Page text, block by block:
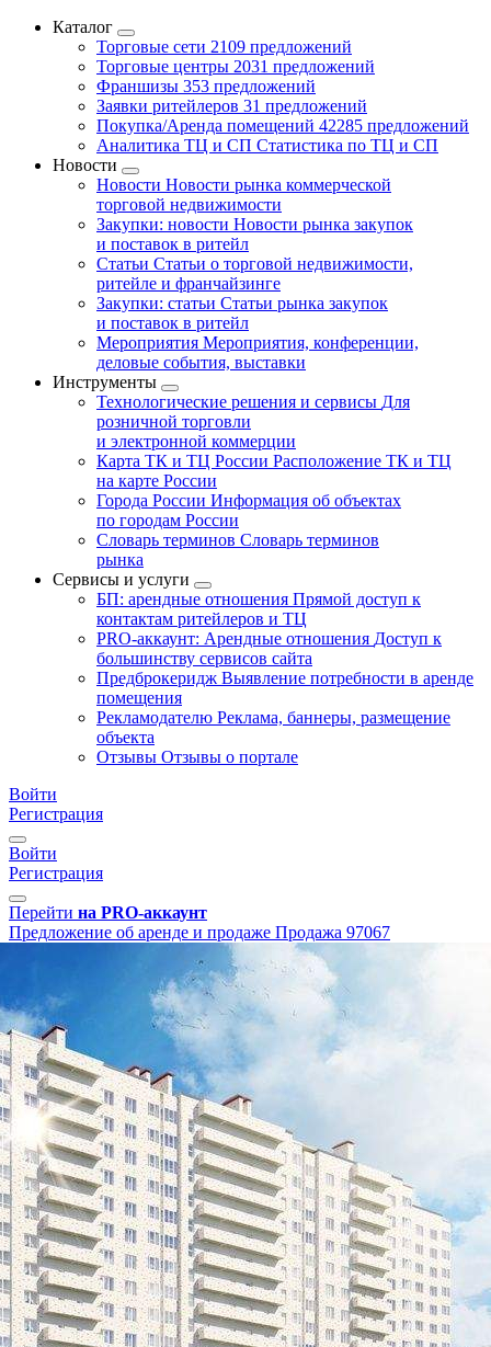
Каталог
Торговые сети 2109 предложений
Торговые центры 2031 предложений
Франшизы 353 предложений
Заявки ритейлеров 31 предложений
Покупка/Аренда помещений 42285 предложений
Аналитика ТЦ и СП Статистика по ТЦ и СП
Новости
Новости Новости рынка коммерческой
торговой недвижимости
Закупки: новости Новости рынка закупок
и поставок в ритейл
Статьи Статьи о торговой недвижимости,
ритейле и франчайзинге
Закупки: статьи Статьи рынка закупок
и поставок в ритейл
Мероприятия Мероприятия, конференции,
деловые события, выставки
Инструменты
Технологические решения и сервисы Для
розничной торговли
и электронной коммерции
Карта ТК и ТЦ России Расположение ТК и ТЦ
на карте России
Города России Информация об объектах
по городам России
Словарь терминов Словарь терминов
рынка
Сервисы и услуги
БП: арендные отношения Прямой доступ к
контактам ритейлеров и ТЦ
PRO-аккаунт: Арендные отношения Доступ к
большинству сервисов сайта
Предброкеридж Выявление потребности в аренде
помещения
Рекламодателю Реклама, баннеры, размещение
объекта
Отзывы Отзывы о портале
Войти
Регистрация
Войти
Регистрация
Перейти на PRO-аккаунт
Предложение об аренде и продаже Продажа 97067